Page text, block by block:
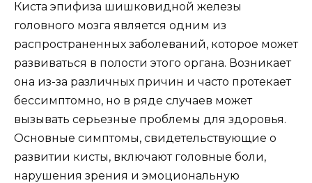
Киста эпифиза шишковидной железы
головного мозга является одним из
распространенных заболеваний, которое может
развиваться в полости этого органа. Возникает
она из-за различных причин и часто протекает
бессимптомно, но в ряде случаев может
вызывать серьезные проблемы для здоровья.
Основные симптомы, свидетельствующие о
развитии кисты, включают головные боли,
нарушения зрения и эмоциональную